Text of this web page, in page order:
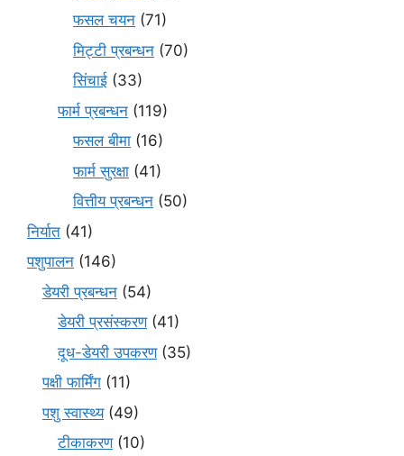
फसल चयन (71)
मि‌ट्टी प्रबन्धन (70)
सिंचाई (33)
फार्म प्रबन्धन (119)
फसल बीमा (16)
फार्म सुरक्षा (41)
वित्तीय प्रबन्धन (50)
निर्यात (41)
पशुपालन (146)
डेयरी प्रबन्धन (54)
डेयरी प्रसंस्करण(41)
दूध-डेयरी उपकरण(35)
पक्षी फार्मिंग (11)
पशु स्वास्थ्य(49)
टीकाकरण(10)